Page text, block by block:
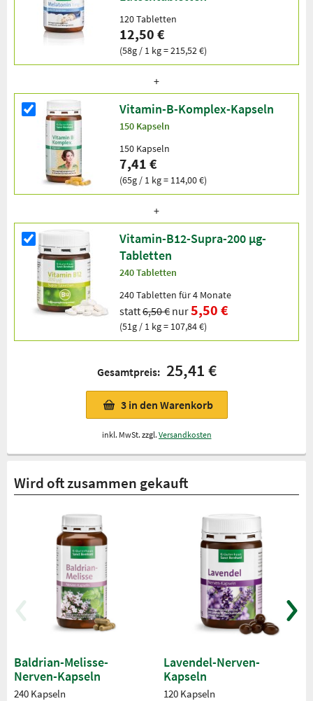
120 Tabletten
12,50 €
(58g / 1 kg = 215,52 €)
Vitamin-B-Komplex-Kapseln
150 Kapseln
150 Kapseln
7,41 €
(65g / 1 kg = 114,00 €)
Vitamin-B12-Supra-200 µg-
Tabletten
240 Tabletten
240 Tabletten für 4 Monate
statt6,50 € nur5,50 €
(51g / 1 kg = 107,84 €)
Gesamtpreis: 25,41 €
3 in den Warenkorb
inkl. MwSt. zzgl. Versandkosten
Wird oft zusammen gekauft
Baldrian-Melisse-
Nerven-Kapseln
240 Kapseln
Lavendel-Nerven-
Kapseln
120 Kapseln